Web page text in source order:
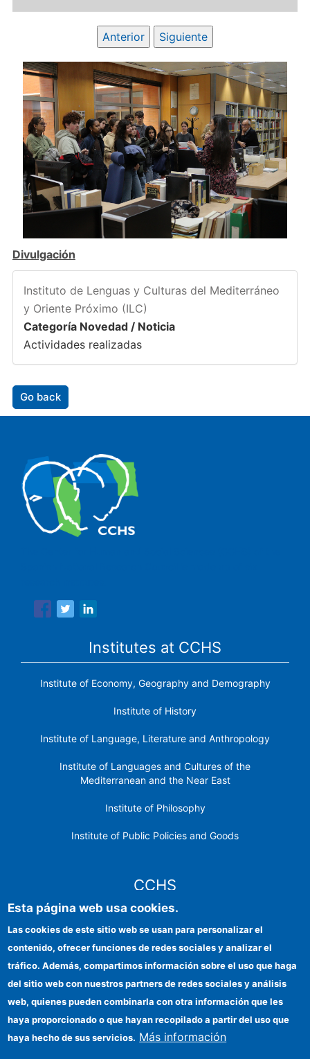
Anterior Siguiente
Divulgación
Instituto de Lenguas y Culturas del Mediterráneo
y Oriente Próximo (ILC)
Categoría Novedad / Noticia
Actividades realizadas
Go back
Institutes at CCHS
Institute of Economy, Geography and Demography
Institute of History
Institute of Language, Literature and Anthropology
Institute of Languages ​​and Cultures of the
Mediterranean and the Near East
Institute of Philosophy
Institute of Public Policies and Goods
CCHS
Institutional identity
FEDER funds
Funding entities
Esta página web usa cookies.
Las cookies de este sitio web se usan para personalizar el
contenido, ofrecer funciones de redes sociales y analizar el
tráfico. Además, compartimos información sobre el uso que haga
del sitio web con nuestros partners de redes sociales y análisis
web, quienes pueden combinarla con otra información que les
haya proporcionado o que hayan recopilado a partir del uso que
haya hecho de sus servicios. Más información